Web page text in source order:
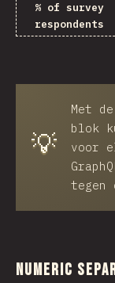
% of survey
respondents
💡
Met de
blok
voor
tegen
Numeric